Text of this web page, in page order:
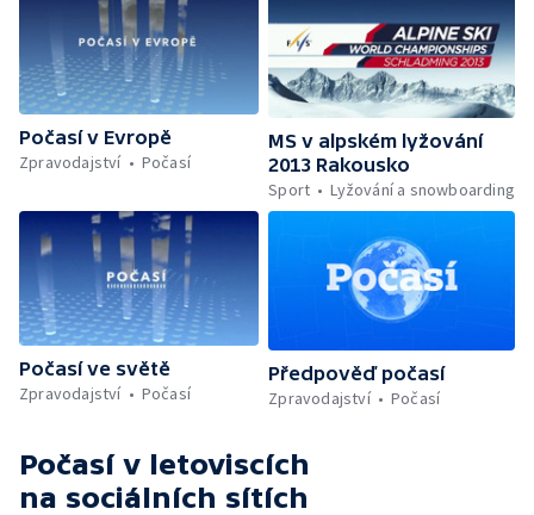
Počasí v Evropě
Zpravodajství
Počasí
MS v alpském lyžování
2013 Rakousko
Sport
Lyžování a snowboarding
Počasí ve světě
Zpravodajství
Počasí
Předpověď počasí
Zpravodajství
Počasí
Počasí v letoviscích
na sociálních sítích